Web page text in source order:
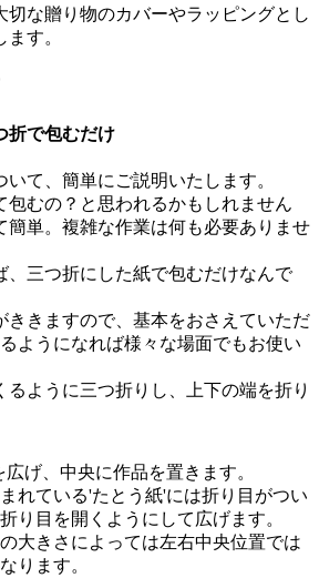
切な贈り物のカバーやラッピングとし
す。
折で包むだけ
て、簡単にご説明いたします。
包むの？と思われるかもしれません
簡単。複雑な作業は何も必要ありませ
、三つ折にした紙で包むだけなんで
ききますので、基本をおさえていただ
ようになれば様々な場面でもお使い
るように三つ折りし、上下の端を折り
げ、中央に作品を置きます。
れている'たとう紙'には折り目がつい
り目を開くようにして広げます。
大きさによっては左右中央位置では
ります。